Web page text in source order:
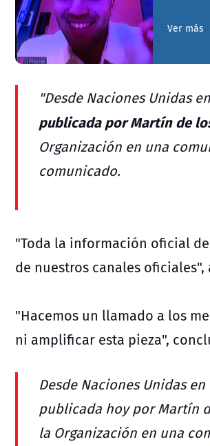
Ver más
"Desde Naciones Unidas
publicada por Martín de
Organización en una
comunicado.
"Toda la información oficial
de nuestros canales oficiales",
"Hacemos un llamado a los
ni amplificar esta pieza",
Desde Naciones Unidas
publicada hoy por Martín
la Organización en una